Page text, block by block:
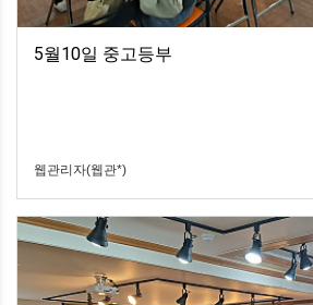
5월10일 중고등부
웹관리자(웹관*)